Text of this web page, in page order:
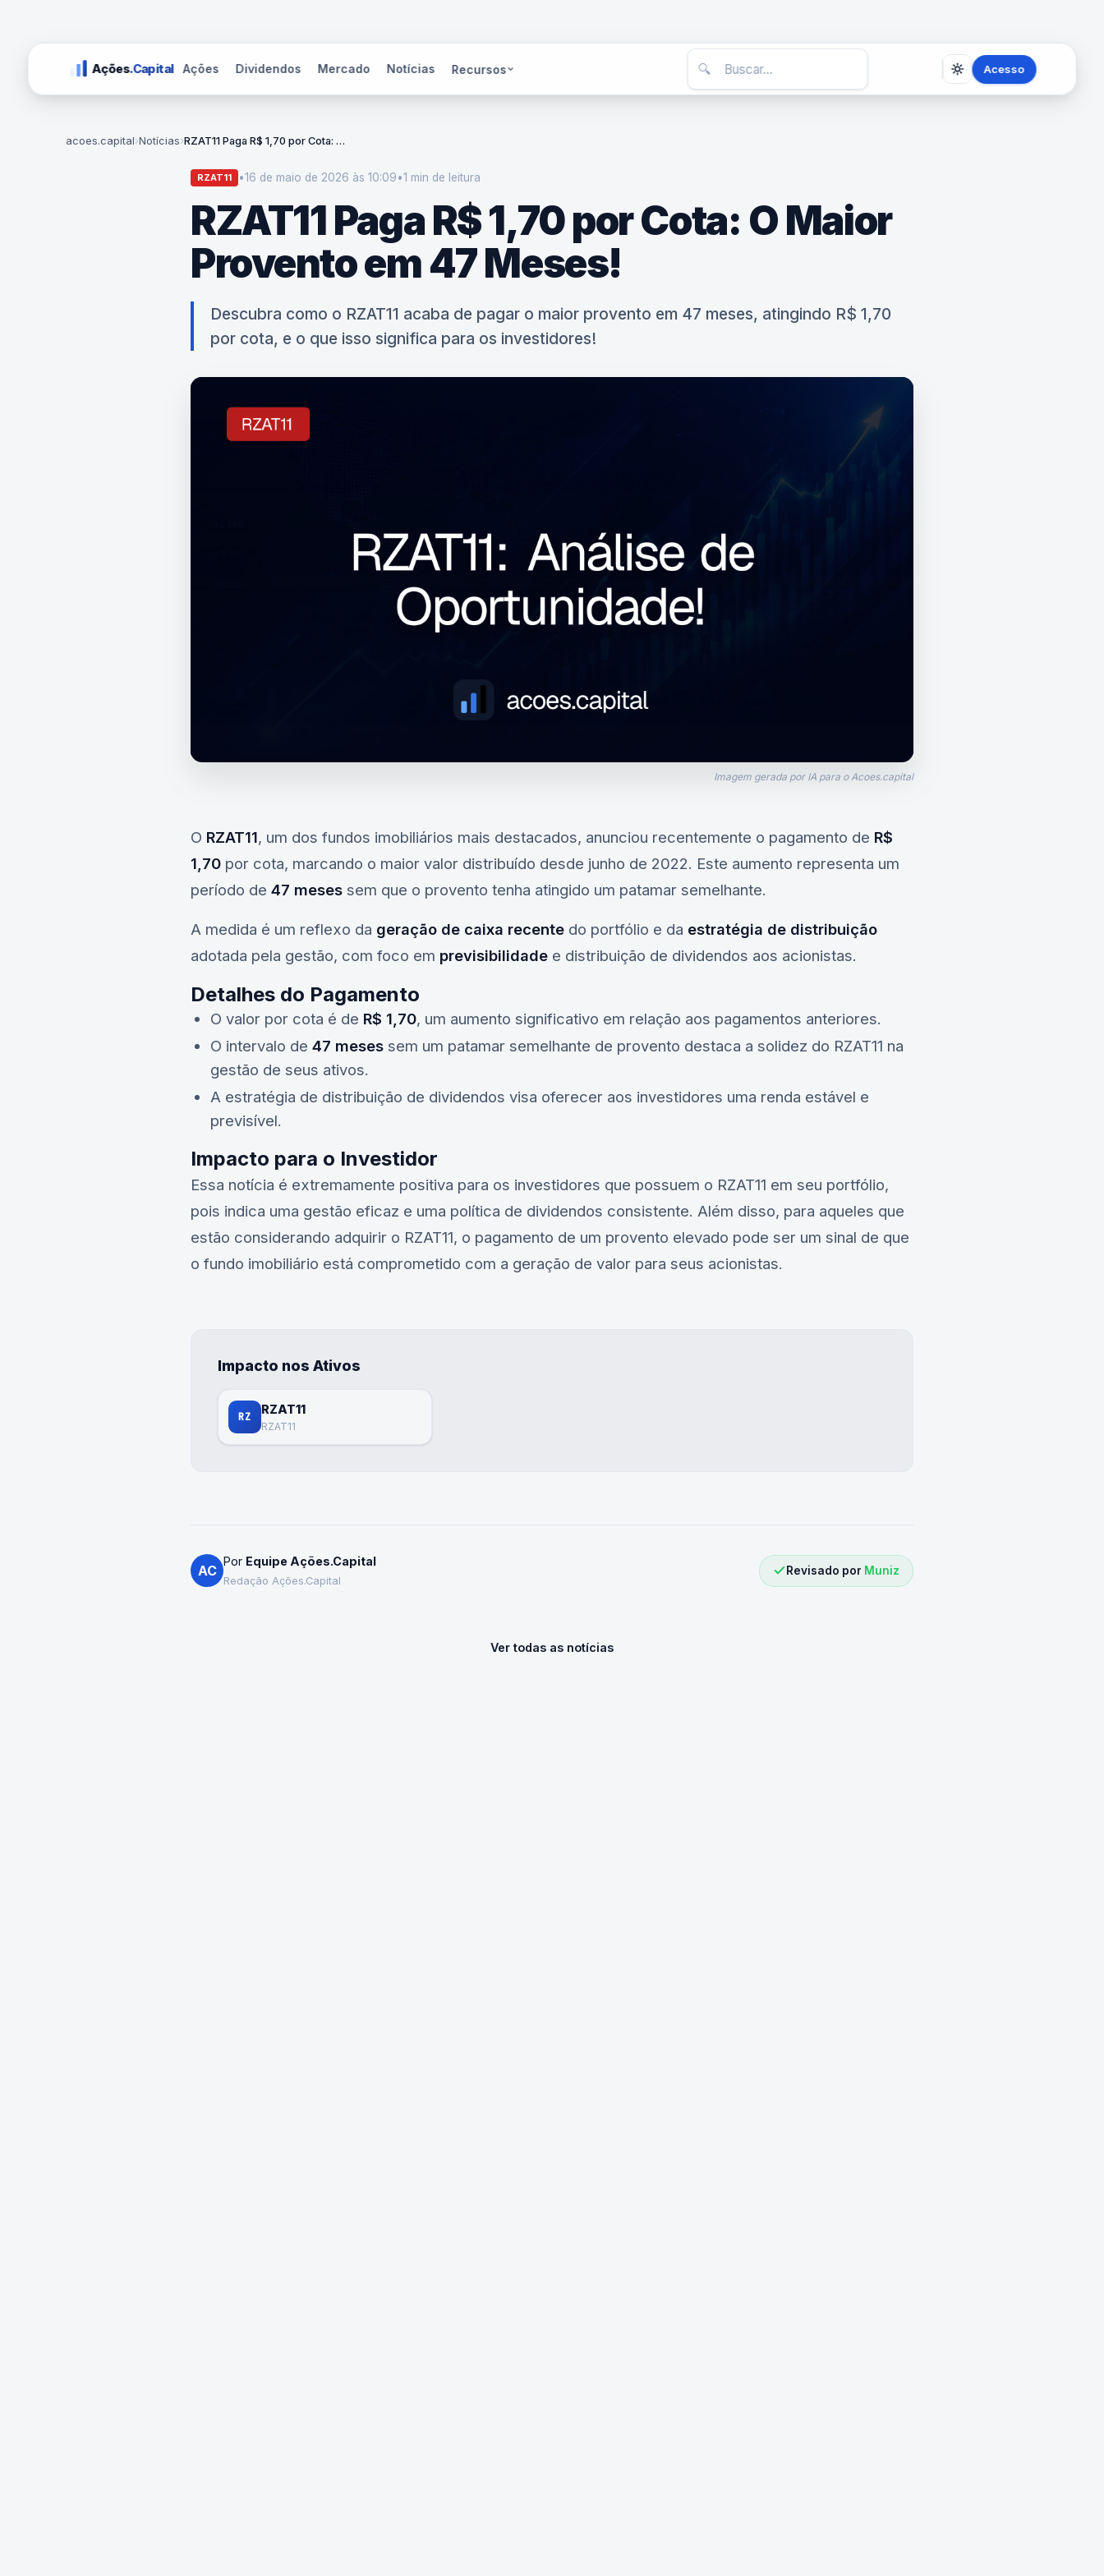
Ações.Capital Ações Dividendos Mercado Notícias Recursos 🔍 Acesso
acoes.capital›Notícias› RZAT11 Paga R$ 1,70 por Cota: O Maior Provento em 47 Meses!
RZAT11 •16 de maio de 2026 às 10:09•1 min de leitura
RZAT11 Paga R$ 1,70 por Cota: O Maior
Provento em 47 Meses!
Descubra como o RZAT11 acaba de pagar o maior provento em 47 meses, atingindo R$ 1,70
por cota, e o que isso significa para os investidores!
Imagem gerada por IA para o Acoes.capital
O RZAT11, um dos fundos imobiliários mais destacados, anunciou recentemente o pagamento de R$
1,70 por cota, marcando o maior valor distribuído desde junho de 2022. Este aumento representa um
período de 47 meses sem que o provento tenha atingido um patamar semelhante.
A medida é um reflexo da geração de caixa recente do portfólio e da estratégia de distribuição
adotada pela gestão, com foco em previsibilidade e distribuição de dividendos aos acionistas.
Detalhes do Pagamento
O valor por cota é de R$ 1,70, um aumento significativo em relação aos pagamentos anteriores.
O intervalo de 47 meses sem um patamar semelhante de provento destaca a solidez do RZAT11 na
gestão de seus ativos.
A estratégia de distribuição de dividendos visa oferecer aos investidores uma renda estável e
previsível.
Impacto para o Investidor
Essa notícia é extremamente positiva para os investidores que possuem o RZAT11 em seu portfólio,
pois indica uma gestão eficaz e uma política de dividendos consistente. Além disso, para aqueles que
estão considerando adquirir o RZAT11, o pagamento de um provento elevado pode ser um sinal de que
o fundo imobiliário está comprometido com a geração de valor para seus acionistas.
Impacto nos Ativos
RZ
RZAT11
RZAT11
AC
Por Equipe Ações.Capital
Redação Ações.Capital
Revisado por Muniz
Ver todas as notícias